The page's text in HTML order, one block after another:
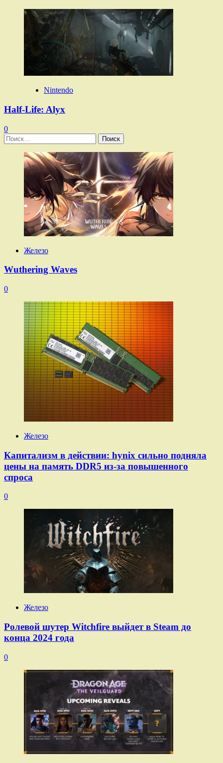
Nintendo
Half-Life: Alyx
0
Найти:
Железо
Wuthering Waves
0
Железо
Капитализм в действии: hynix сильно подняла
цены на память DDR5 из-за повышенного
спроса
0
Железо
Ролевой шутер Witchfire выйдет в Steam до
конца 2024 года
0